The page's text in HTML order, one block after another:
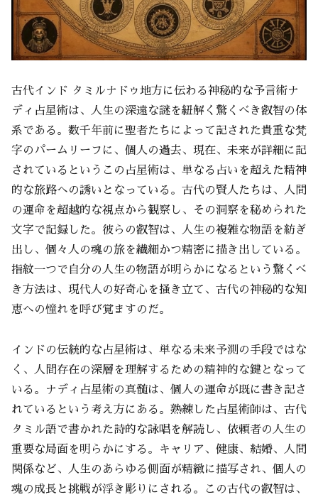
古代インド タミルナドゥ地方に伝わる神秘的な予言術ナ
ディ占星術は、人生の深遠な謎を紐解く驚くべき叡智の体
系である。数千年前に聖者たちによって記された貴重な梵
字のパームリーフに、個人の過去、現在、未来が詳細に記
されているというこの占星術は、単なる占いを超えた精神
的な旅路への誘いとなっている。古代の賢人たちは、人間
の運命を超越的な視点から観察し、その洞察を秘められた
文字で記録した。彼らの叡智は、人生の複雑な物語を紡ぎ
出し、個々人の魂の旅を繊細かつ精密に描き出している。
指紋一つで自分の人生の物語が明らかになるという驚くべ
き方法は、現代人の好奇心を掻き立て、古代の神秘的な知
恵への憧れを呼び覚ますのだ。
インドの伝統的な占星術は、単なる未来予測の手段ではな
く、人間存在の深層を理解するための精神的な鍵となって
いる。ナディ占星術の真髄は、個人の運命が既に書き記さ
れているという考え方にある。熟練した占星術師は、古代
タミル語で書かれた詩的な詠唱を解読し、依頼者の人生の
重要な局面を明らかにする。キャリア、健康、結婚、人間
関係など、人生のあらゆる側面が精緻に描写され、個人の
魂の成長と挑戦が浮き彫りにされる。この古代の叡智は、